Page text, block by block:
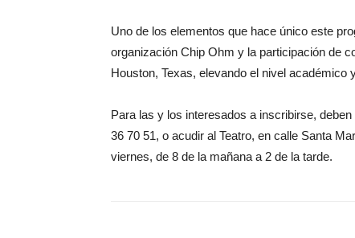
Uno de los elementos que hace único este
organización Chip Ohm y la participación de
Houston, Texas, elevando el nivel académico
Para las y los interesados a inscribirse,
36 70 51, o acudir al Teatro, en calle Santa
viernes, de 8 de la mañana a 2 de la tarde.